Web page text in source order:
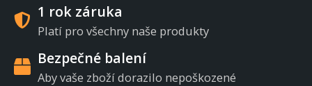
1 rok záruka
Platí pro všechny naše produkty
Bezpečné balení
Aby vaše zboží dorazilo nepoškozené